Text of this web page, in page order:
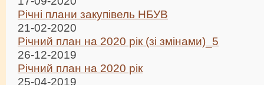
Річні плани закупівель НБУВ
21-02-2020
Річний план на 2020 рік (зі змінами)_5
26-12-2019
Річний план на 2020 рік
25-04-2019